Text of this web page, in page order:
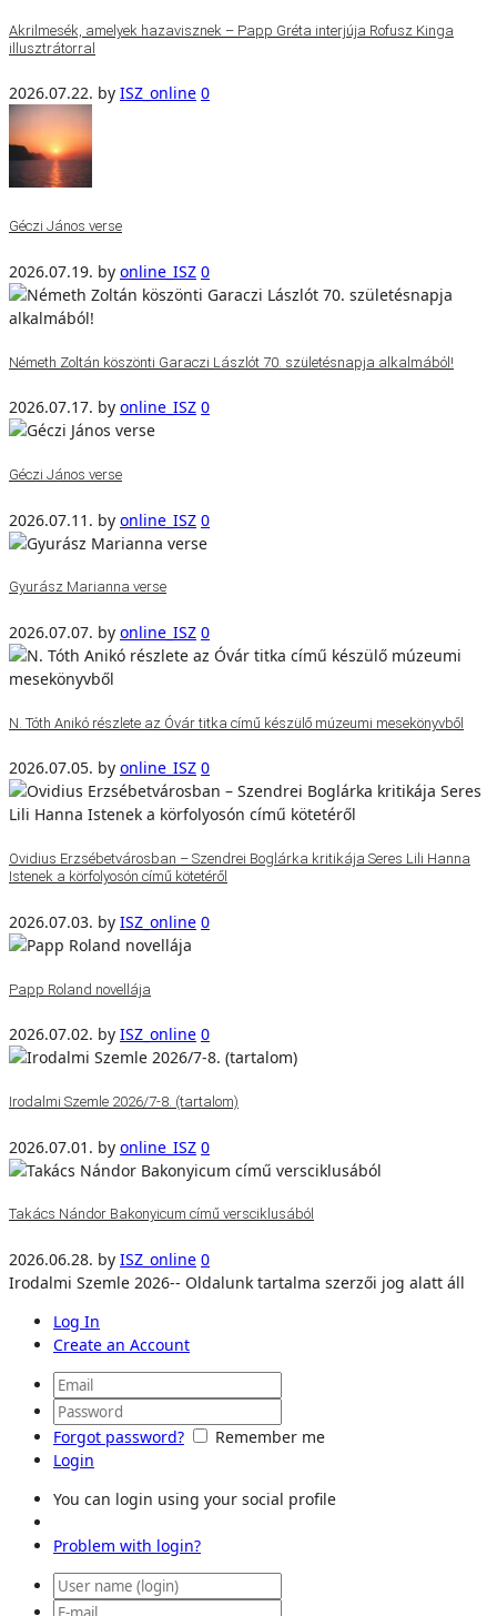
Akrilmesék, amelyek hazavisznek – Papp Gréta interjúja Rofusz Kinga
illusztrátorral
2026.07.22. by ISZ_online 0
Géczi János verse
2026.07.19. by online_ISZ 0
Németh Zoltán köszönti Garaczi Lászlót 70. születésnapja alkalmából!
2026.07.17. by online_ISZ 0
Géczi János verse
2026.07.11. by online_ISZ 0
Gyurász Marianna verse
2026.07.07. by online_ISZ 0
N. Tóth Anikó részlete az Óvár titka című készülő múzeumi mesekönyvből
2026.07.05. by online_ISZ 0
Ovidius Erzsébetvárosban – Szendrei Boglárka kritikája Seres Lili Hanna
Istenek a körfolyosón című kötetéről
2026.07.03. by ISZ_online 0
Papp Roland novellája
2026.07.02. by ISZ_online 0
Irodalmi Szemle 2026/7-8. (tartalom)
2026.07.01. by online_ISZ 0
Takács Nándor Bakonyicum című versciklusából
2026.06.28. by ISZ_online 0
Irodalmi Szemle 2026-- Oldalunk tartalma szerzői jog alatt áll
Log In
Create an Account
Forgot password?
Remember me
Login
You can login using your social profile
Problem with login?